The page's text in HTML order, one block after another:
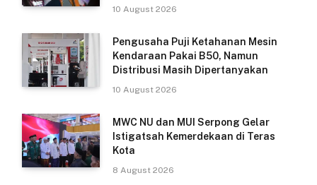
10 August 2026
Pengusaha Puji Ketahanan Mesin
Kendaraan Pakai B50, Namun
Distribusi Masih Dipertanyakan
10 August 2026
MWC NU dan MUI Serpong Gelar
Istigatsah Kemerdekaan di Teras
Kota
8 August 2026